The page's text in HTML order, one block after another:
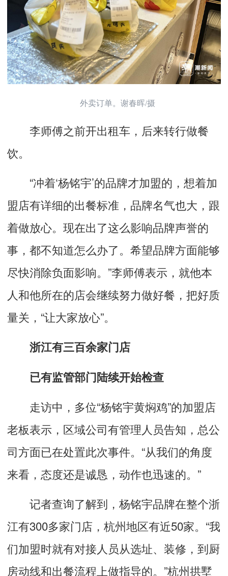
外卖订单。谢春晖/摄
李师傅之前开出租车，后来转行做餐
饮。
“冲着‘杨铭宇’的品牌才加盟的，想着加
盟店有详细的出餐标准，品牌名气也大，跟
着做放心。现在出了这么影响品牌声誉的
事，都不知道怎么办了。希望品牌方面能够
尽快消除负面影响。”李师傅表示，就他本
人和他所在的店会继续努力做好餐，把好质
量关，“让大家放心”。
浙江有三百余家门店
已有监管部门陆续开始检查
走访中，多位“杨铭宇黄焖鸡”的加盟店
老板表示，区域公司有管理人员告知，总公
司方面已在处置此次事件。“从我们的角度
来看，态度还是诚恳，动作也迅速的。”
记者查询了解到，杨铭宇品牌在整个浙
江有300多家门店，杭州地区有近50家。“我
们加盟时就有对接人员从选址、装修，到厨
房动线和出餐流程上做指导的。”杭州拱墅